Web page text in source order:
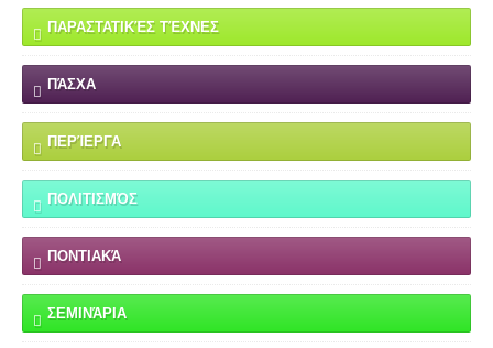
ΠΑΡΑΣΤΑΤΙΚΈΣ ΤΈΧΝΕΣ
ΠΆΣΧΑ
ΠΕΡΊΕΡΓΑ
ΠΟΛΙΤΙΣΜΌΣ
ΠΟΝΤΙΑΚΆ
ΣΕΜΙΝΆΡΙΑ